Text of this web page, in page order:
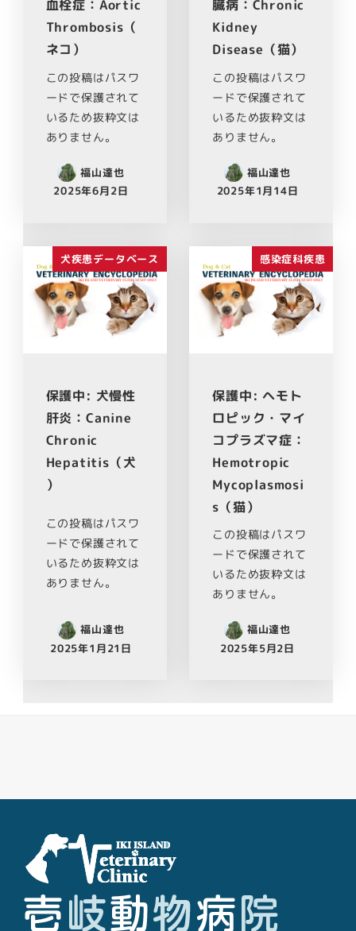
血栓症：Aortic
Thrombosis（
ネコ）
この投稿はパスワ
ードで保護されて
いるため抜粋文は
ありません。
福山達也
2025年6月2日
臓病：Chronic
Kidney
Disease（猫）
この投稿はパスワ
ードで保護されて
いるため抜粋文は
ありません。
福山達也
2025年1月14日
犬疾患データベース
保護中: 犬慢性
肝炎：Canine
Chronic
Hepatitis（犬
）
この投稿はパスワ
ードで保護されて
いるため抜粋文は
ありません。
福山達也
2025年1月21日
感染症科疾患
保護中: ヘモト
ロピック・マイ
コプラズマ症：
Hemotropic
Mycoplasmosi
s（猫）
この投稿はパスワ
ードで保護されて
いるため抜粋文は
ありません。
福山達也
2025年5月2日